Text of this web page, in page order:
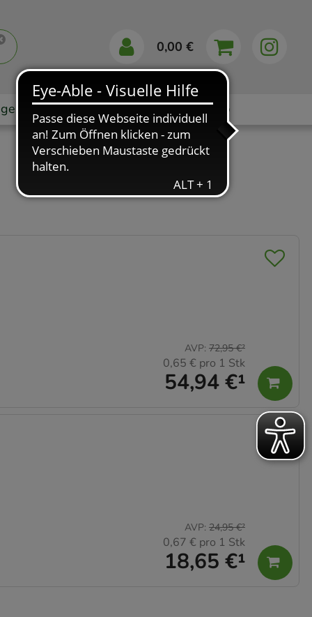
0,00 €
Markenshops Ratgeber App
54,94 €¹
AVP: 72,95 €²
0,65 € pro 1 Stk
18,65 €¹
AVP: 24,95 €²
0,67 € pro 1 Stk